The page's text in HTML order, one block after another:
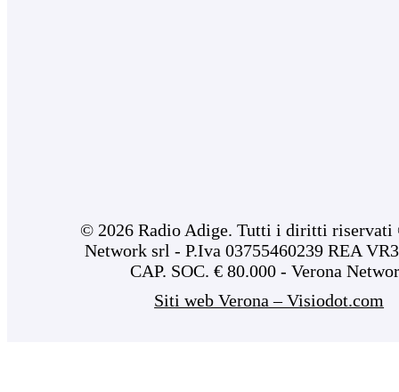
© 2026 Radio Adige. Tutti i diritti riservati
Network srl - P.Iva 03755460239 REA
CAP. SOC. € 80.000 - Verona
Siti web Verona – Visiodot.com